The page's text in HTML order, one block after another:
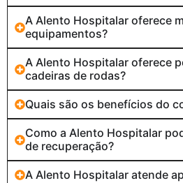
A Alento Hospitalar oferece
equipamentos?
A Alento Hospitalar oferece
cadeiras de rodas?
Quais são os benefícios do
Como a Alento Hospitalar
de recuperação?
A Alento Hospitalar atende